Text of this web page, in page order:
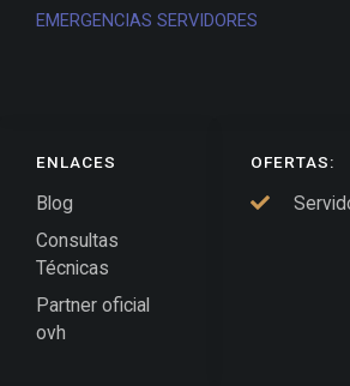
OFERTAS:
ENLACES
Blog
Consultas
Técnicas
Partner oficial
ovh
EMERGENCIAS SERVIDORES